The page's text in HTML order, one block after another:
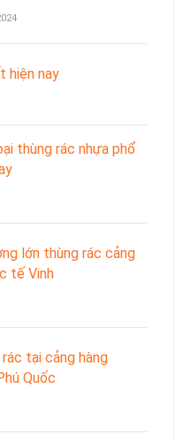
hiện nay
thùng rác nhựa phổ
lớn thùng rác cảng
tế Vinh
tại cảng hàng
Quốc